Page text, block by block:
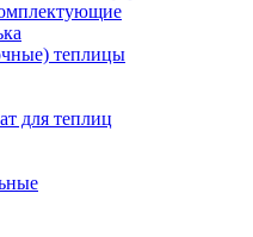
теплицы
для теплиц